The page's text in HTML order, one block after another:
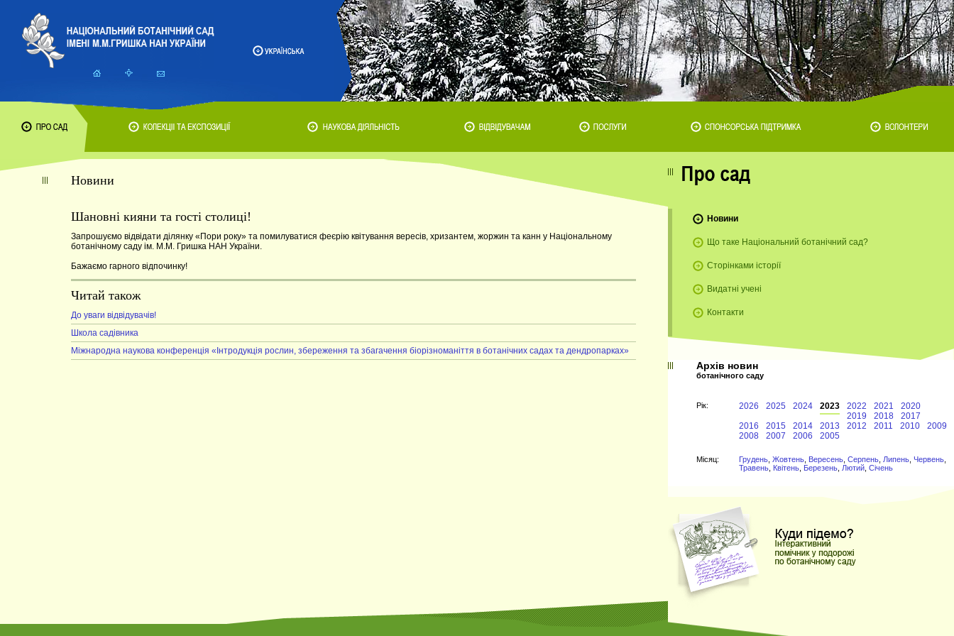
Новини
Шановні кияни та гості столиці!
Запрошуємо відвідати ділянку «Пори року» та помилуватися феєрію квітування вересів, хризантем, жоржин та канн у Національному
ботанічному саду ім. М.М. Гришка НАН України.
Бажаємо гарного відпочинку!
Читай також
До уваги відвідувачів!
Школа садівника
Міжнародна наукова конференція «Інтродукція рослин, збереження та збагачення біорізноманіття в ботанічних садах та дендропарках»
Новини
Що таке Національний ботанічний сад?
Сторінками історії
Видатні учені
Контакти
Архів новин
ботанічного саду
Рiк: 2026 2025 2024 2023 2022 2021
2020
2019
2018
2017
2016
2015 2014 2013 2012 2011 2010
2009
2008
2007 2006 2005
Мiсяц: Грудень Жовтень Вересень Серпень Липень Червень
Травень Квітень Березень Лютий Січень